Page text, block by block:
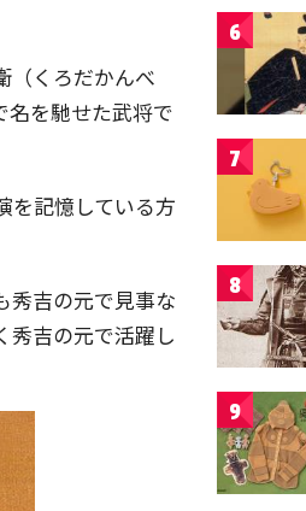
（くろだかんべ
名を馳せた武将で
を記憶している方
秀吉の元で見事な
秀吉の元で活躍し
6
7
8
9